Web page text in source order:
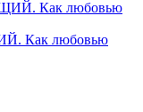
Как любовью